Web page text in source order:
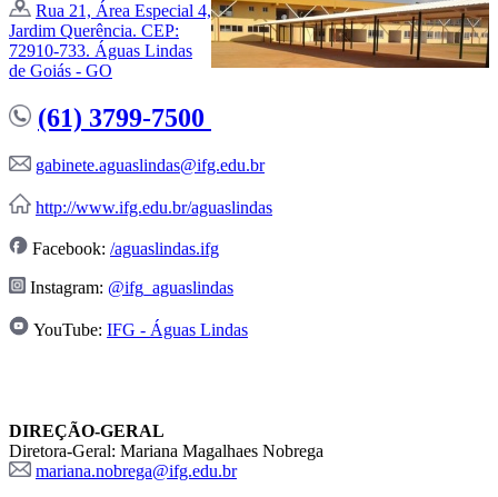
Rua 21, Área Especial 4,
Jardim Querência. CEP:
72910-733. Águas Lindas
de Goiás - GO
(61) 3799-7500
gabinete.aguaslindas@ifg.edu.br
http://www.ifg.edu.br/aguaslindas
Facebook: /aguaslindas.ifg
Instagram: @ifg_aguaslindas
YouTube: IFG - Águas Lindas
DIREÇÃO-GERAL
Diretora-Geral: Mariana Magalhaes Nobrega
mariana.nobrega@ifg.edu.br